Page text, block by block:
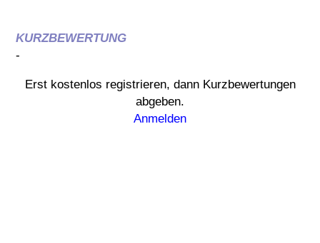
KURZBEWERTUNG
-
Erst kostenlos registrieren, dann Kurzbewertungen
abgeben.
Anmelden